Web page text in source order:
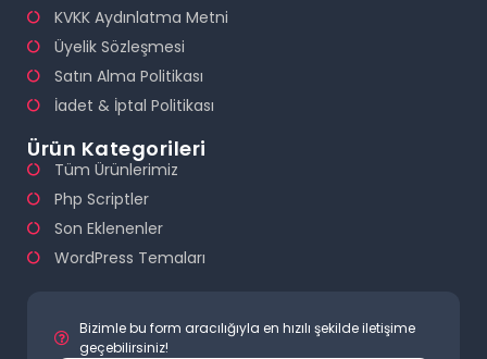
KVKK Aydınlatma Metni
Üyelik Sözleşmesi
Satın Alma Politikası
İadet & İptal Politikası
Ürün Kategorileri
Tüm Ürünlerimiz
Php Scriptler
Son Eklenenler
WordPress Temaları
Bizimle bu form aracılığıyla en hızılı şekilde iletişime
geçebilirsiniz!